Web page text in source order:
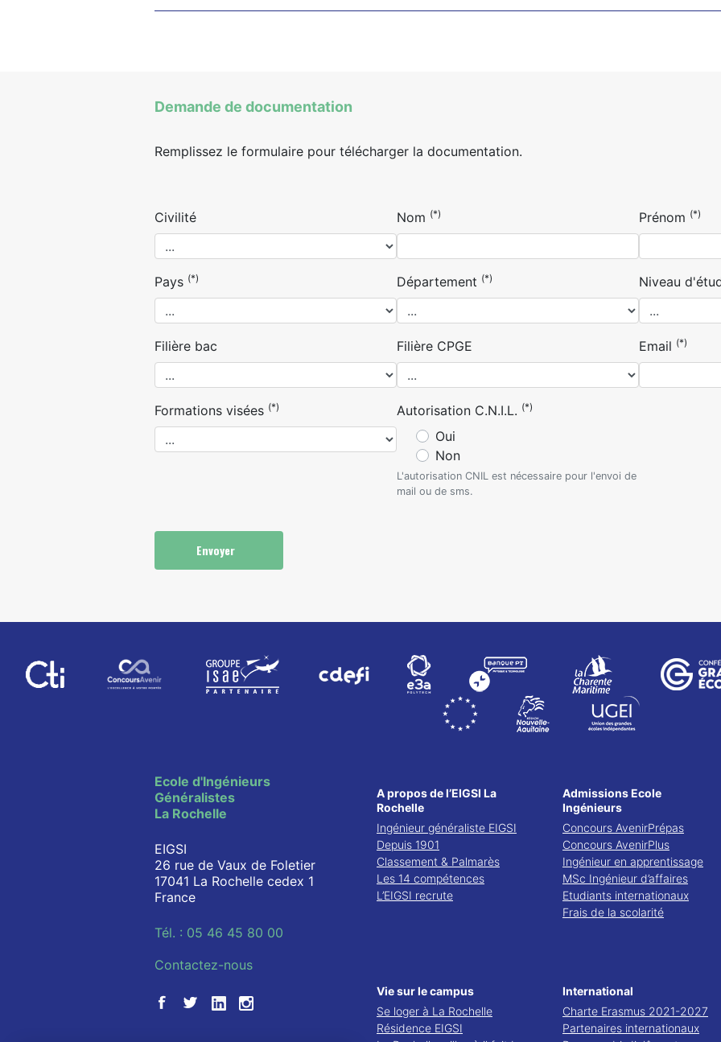
Demande de documentation
Remplissez le formulaire pour télécharger la documentation.
Civilité Nom (*) Prénom (*)
Pays (*) Département (*) Niveau
Filière bac Filière CPGE Email (*)
Formations visées (*) Autorisation C.N.I.L. (*)
Oui
Non
L'autorisation CNIL est nécessaire pour l'envoi de
mail ou de sms.
Envoyer
Ecole d'Ingénieurs
Généralistes
La Rochelle
EIGSI
26 rue de Vaux de Foletier
17041 La Rochelle cedex 1
France
Tél. : 05 46 45 80 00
Contactez-nous
A propos de l’EIGSI La
Rochelle
Ingénieur généraliste EIGSI
Depuis 1901
Classement & Palmarès
Les 14 compétences
L’EIGSI recrute
Admissions Ecole
Ingénieurs
Concours AvenirPrépas
Concours AvenirPlus
Ingénieur en apprentissage
MSc Ingénieur d’affaires
Etudiants internationaux
Frais de la scolarité
Vie sur le campus
Se loger à La Rochelle
Résidence EIGSI
International
Charte Erasmus 2021-2027
Partenaires internationaux